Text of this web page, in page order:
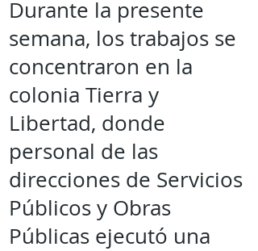
Durante la presente
semana, los trabajos se
concentraron en la
colonia Tierra y
Libertad, donde
personal de las
direcciones de Servicios
Públicos y Obras
Públicas ejecutó una